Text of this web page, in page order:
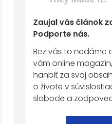
Zaujal vás článok
Podporte nás.
Bez vás to nedáme
vám online
hanbiť za svoj
o živote v
slobode a